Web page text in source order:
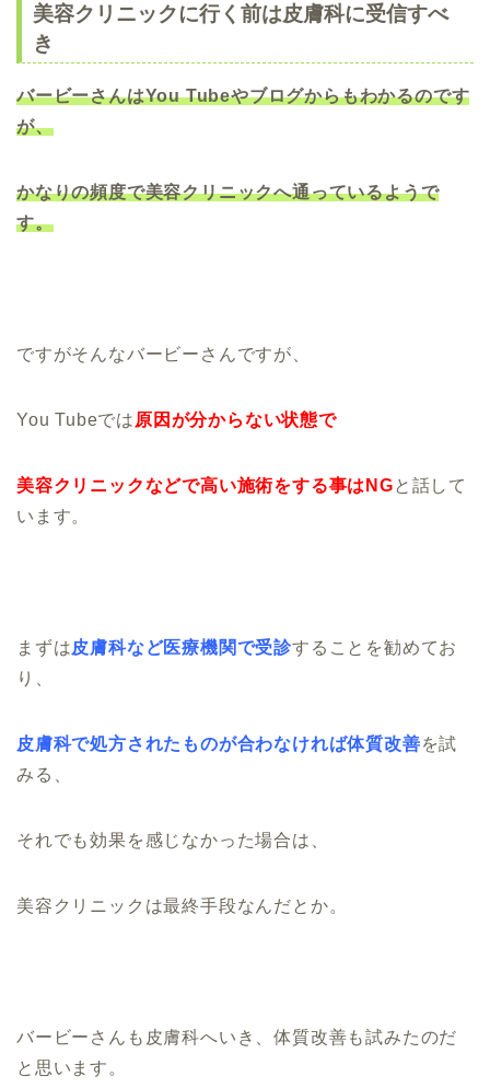
美容クリニックに行く前は皮膚科に受信すべ
き
バービーさんはYou Tubeやブログからもわかるのです
が、
かなりの頻度で美容クリニックへ通っているようで
す。
ですがそんなバービーさんですが、
You Tubeでは 原因が分からない状態で
美容クリニックなどで高い施術をする事はNGと話して
います。
まずは皮膚科など医療機関で受診することを勧めてお
り、
皮膚科で処方されたものが合わなければ体質改善を試
みる、
それでも効果を感じなかった場合は、
美容クリニックは最終手段なんだとか。
バービーさんも皮膚科へいき、体質改善も試みたのだ
と思います。